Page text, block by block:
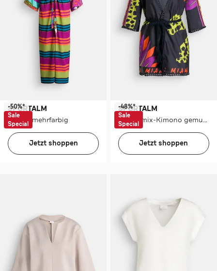
SPORTALM
Tunika mehrfarbig
-50%*
Sale
Special
Jetzt shoppen
SPORTALM
Seidenmix-Kimono gemustert
-48%*
Sale
Special
Jetzt shoppen